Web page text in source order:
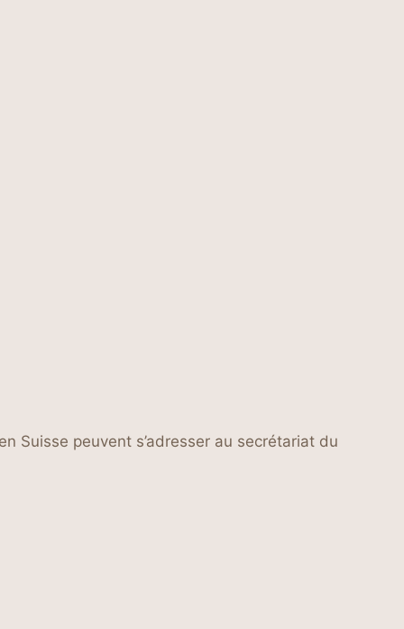
Suisse peuvent s’adresser au secrétariat du